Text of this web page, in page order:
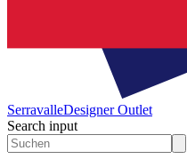
SerravalleDesigner Outlet
Search input